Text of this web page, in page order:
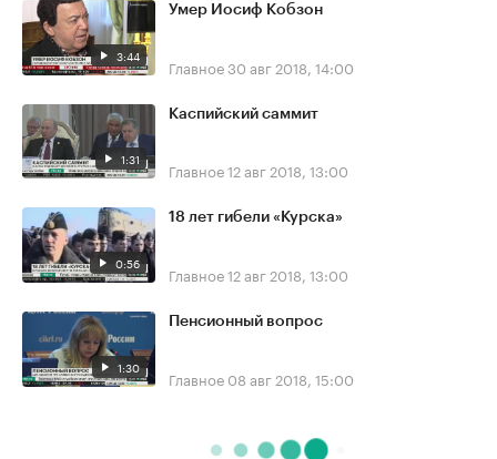
3:44
Умер Иосиф Кобзон
Главное30 авг 2018, 14:00
1:31
Каспийский саммит
Главное12 авг 2018, 13:00
0:56
18 лет гибели «Курска»
Главное12 авг 2018, 13:00
1:30
Пенсионный вопрос
Главное 08 авг 2018, 15:00